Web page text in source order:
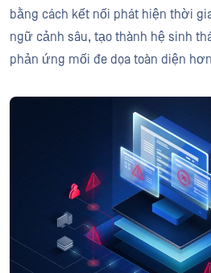
bằng cách kết nối phát hiện thời
ngữ cảnh sâu, tạo thành hệ sinh
phản ứng mối đe dọa toàn diện